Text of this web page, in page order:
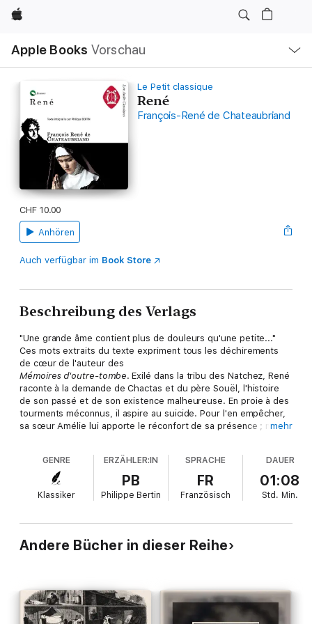
Apple
Apple Books Vorschau
Navigation
Menü
öffnen
Le Petit classique
René
François-René de Chateaubriand
CHF 10.00
Anhören
Auch verfügbar im Book Store
Beschreibung des Verlags
"Une grande âme contient plus de douleurs qu'une petite..."
Ces mots extraits du texte expriment tous les déchirements
de cœur de l'auteur des
Mémoires d'outre-tombe. Exilé dans la tribu des Natchez, René
raconte à la demande de Chactas et du père Souël, l'histoire
de son passé et de son existence malheureuse. En proie à des
tourments méconnus, il aspire au suicide. Pour l'en empêcher,
sa sœur Amélie lui apporte le réconfort de sa présence ; mais
mehr
GENRE
Klassiker
ERZÄHLER:IN
PB
Philippe Bertin
SPRACHE
FR
Französisch
DAUER
01:08
Std. Min.
Andere Bücher in dieser Reihe